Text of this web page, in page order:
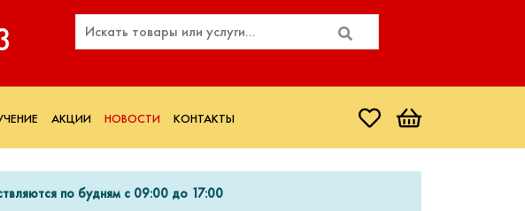
АКЦИИ НОВОСТИ КОНТАКТЫ
по будням с 09:00 до 17:00